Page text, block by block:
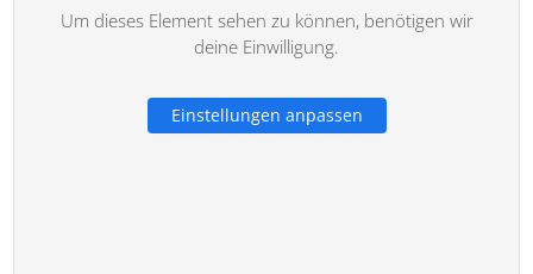
Um dieses Element sehen zu können, benötigen wir
deine Einwilligung.
Einstellungen anpassen